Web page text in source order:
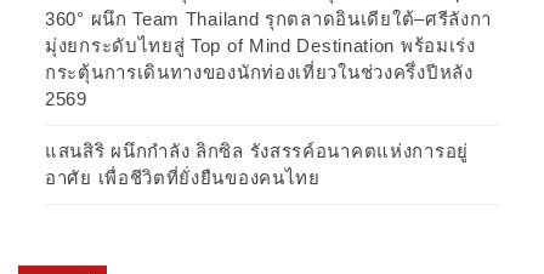
360° ผนึก Team Thailand รุกตลาดอินเดียใต้–ศรีลังกา
มุ่งยกระดับไทยสู่ Top of Mind Destination พร้อมเร่ง
กระตุ้นการเดินทางของนักท่องเที่ยวในช่วงครึ่งปีหลัง
2569
แสนสิริ ผนึกกำลัง ลิกซิล รังสรรค์อนาคตแห่งการอยู่
อาศัย เพื่อชีวิตที่ยั่งยืนของคนไทย